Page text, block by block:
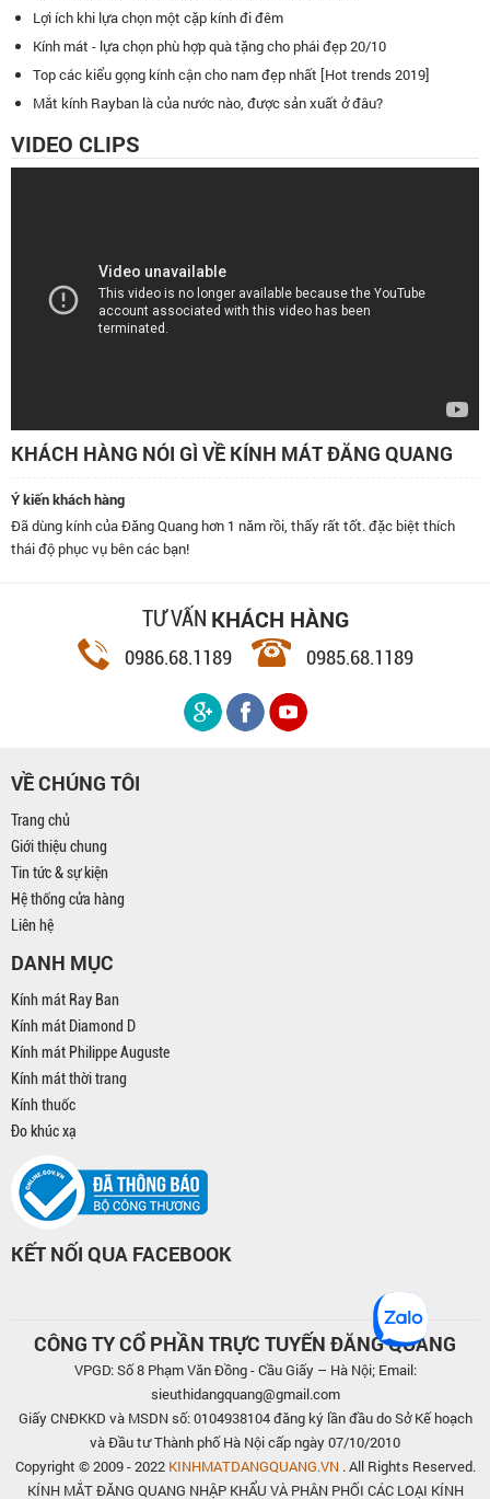
Lợi ích khi lựa chọn một cặp kính đi đêm
Kính mát - lựa chọn phù hợp quà tặng cho phái đẹp 20/10
Top các kiểu gọng kính cận cho nam đẹp nhất [Hot trends 2019]
Mắt kính Rayban là của nước nào, được sản xuất ở đâu?
VIDEO CLIPS
KHÁCH HÀNG NÓI GÌ VỀ KÍNH MÁT ĐĂNG QUANG
Ý kiến khách hàng
Đã dùng kính của Đăng Quang hơn 1 năm rồi, thấy rất tốt. đặc biệt thích
thái độ phục vụ bên các bạn!
TƯ VẤN KHÁCH HÀNG
0986.68.1189 0985.68.1189
VỀ CHÚNG TÔI
Trang chủ
Giới thiệu chung
Tin tức & sự kiện
Hệ thống cửa hàng
Liên hệ
DANH MỤC
Kính mát Ray Ban
Kính mát Diamond D
Kính mát Philippe Auguste
Kính mát thời trang
Kính thuốc
Đo khúc xạ
KẾT NỐI QUA FACEBOOK
CÔNG TY CỔ PHẦN TRỰC TUYẾN ĐĂNG QUANG
VPGD: Số 8 Phạm Văn Đồng - Cầu Giấy – Hà Nội; Email:
sieuthidangquang@gmail.com
Giấy CNĐKKD và MSDN số: 0104938104 đăng ký lần đầu do Sở Kế hoạch
và Đầu tư Thành phố Hà Nội cấp ngày 07/10/2010
Copyright © 2009 - 2022 KINHMATDANGQUANG.VN. All Rights Reserved.
KÍNH MẮT ĐĂNG QUANG NHẬP KHẨU VÀ PHÂN PHỐI CÁC LOẠI KÍNH